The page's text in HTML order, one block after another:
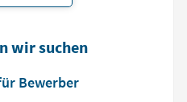
wir suchen
Bewerber